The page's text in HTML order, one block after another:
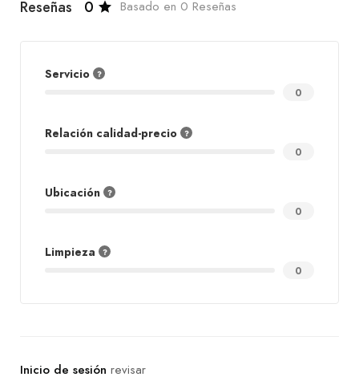
Reseñas 0 Basado en 0 Reseñas
Servicio
0
Relación calidad-precio
0
Ubicación
0
Limpieza
0
Inicio de sesión revisar